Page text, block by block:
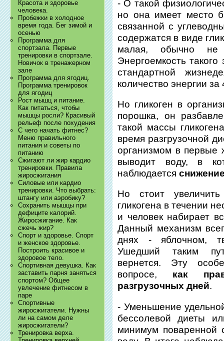
Красота и здоровье
человека.
Пробежки в холодное
время года. Бег зимой и
осенью
Программа для
спортзала. Первые
тренировки в спортзале.
Новичок в тренажерном
зале
Программа для ягодиц.
Программа тренировок
для ягодиц
Рост мышц и питание.
Как питаться, чтобы
мышцы росли? Красивый
рельеф после похудения
С чего начать фитнес?
Меню правильного
питания и советы по
питанию
Сжигают ли жир кардио
тренировки. Правила
жиросжигания
Силовые или кардио
тренировки. Что выбрать:
штангу или аэробику?
Сохранить мышцы при
дефиците калорий.
Жиросжигание. Как
сжечь жир?
Спорт и здоровье. Спорт
и женское здоровье.
Построить красивое и
здоровое тело.
Спортивная девушка. Как
заставить парня заняться
спортом? Общее
увлечение фитнесом в
паре
Спортивные
жиросжигатели. Нужны
ли на самом деле
жиросжигатели?
Тренировка верха.
- О такой
но она имеет место
связанной с
содержатся в виде
малая, обычно
Энергоемкость
стандартной
количество энергии
Но гликоген в
порошка, он
такой массы
время разгрузочной
организмом в первые
выводит воду, в
наблюдается
Но стоит
гликогена в течении
и человек набирает
Данный механизм
днях - яблочном,
Ушедший таким
вернется. Эту
вопросе, как
разгрузочных дней.
- Уменьшение
бессолевой диеты
минимум поваренной